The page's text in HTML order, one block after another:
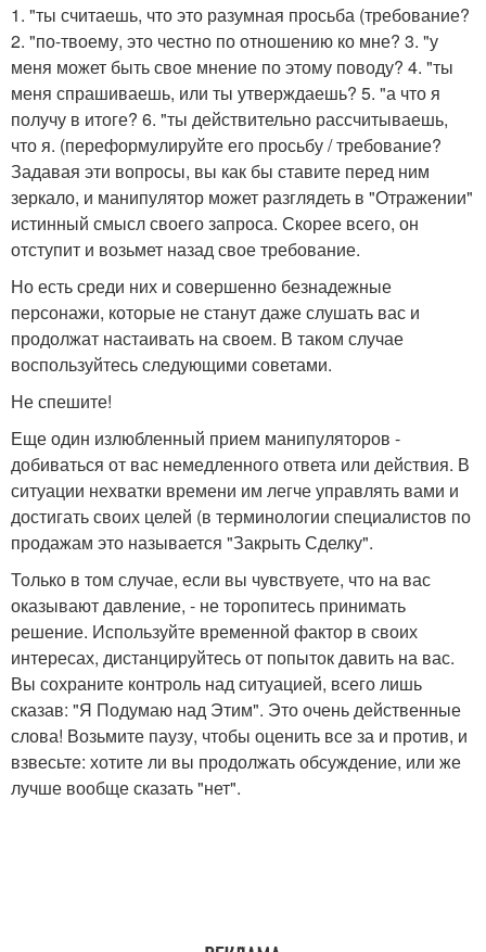
1. "ты считаешь, что это разумная просьба (требование?
2. "по-твоему, это честно по отношению ко мне? 3. "у
меня может быть свое мнение по этому поводу? 4. "ты
меня спрашиваешь, или ты утверждаешь? 5. "а что я
получу в итоге? 6. "ты действительно рассчитываешь,
что я. (переформулируйте его просьбу / требование?
Задавая эти вопросы, вы как бы ставите перед ним
зеркало, и манипулятор может разглядеть в "Отражении"
истинный смысл своего запроса. Скорее всего, он
отступит и возьмет назад свое требование.
Но есть среди них и совершенно безнадежные
персонажи, которые не станут даже слушать вас и
продолжат настаивать на своем. В таком случае
воспользуйтесь следующими советами.
Не спешите!
Еще один излюбленный прием манипуляторов -
добиваться от вас немедленного ответа или действия. В
ситуации нехватки времени им легче управлять вами и
достигать своих целей (в терминологии специалистов по
продажам это называется "Закрыть Сделку".
Только в том случае, если вы чувствуете, что на вас
оказывают давление, - не торопитесь принимать
решение. Используйте временной фактор в своих
интересах, дистанцируйтесь от попыток давить на вас.
Вы сохраните контроль над ситуацией, всего лишь
сказав: "Я Подумаю над Этим". Это очень действенные
слова! Возьмите паузу, чтобы оценить все за и против, и
взвесьте: хотите ли вы продолжать обсуждение, или же
лучше вообще сказать "нет".